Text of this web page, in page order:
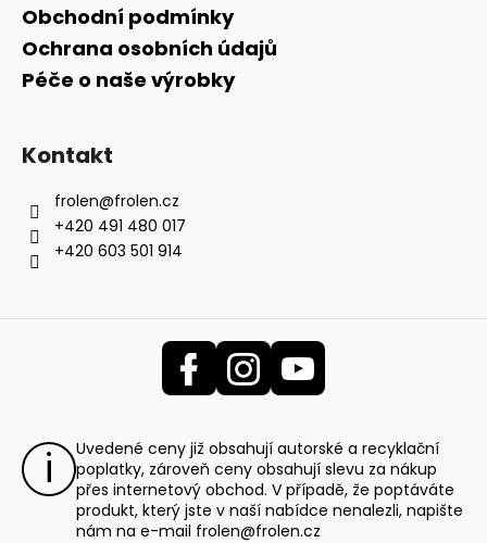
Obchodní podmínky
Ochrana osobních údajů
Péče o naše výrobky
Kontakt
frolen@frolen.cz
+420 491 480 017
+420 603 501 914
Uvedené ceny již obsahují autorské a recyklační
poplatky, zároveň ceny obsahují slevu za nákup
přes internetový obchod. V případě, že poptáváte
produkt, který jste v naší nabídce nenalezli, napište
nám na e-mail frolen@frolen.cz